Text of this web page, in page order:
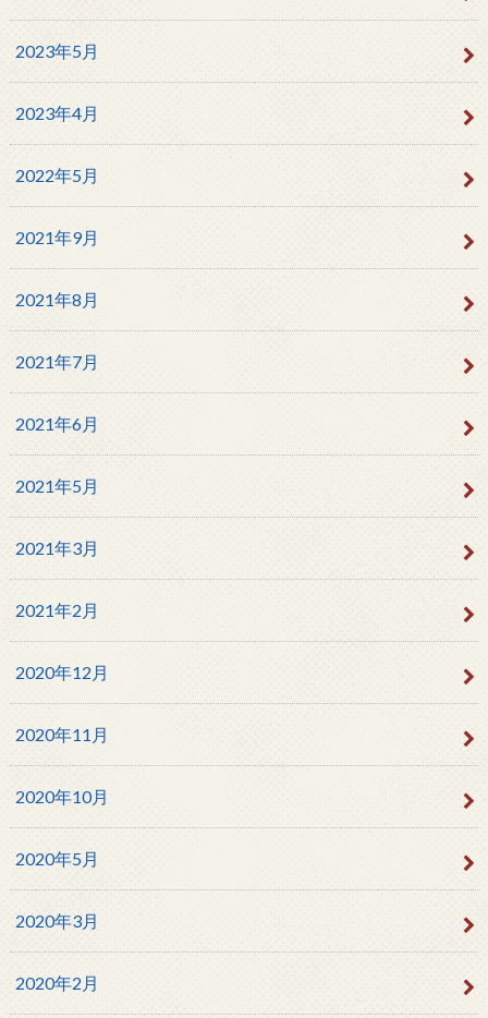
2023年5月
2023年4月
2022年5月
2021年9月
2021年8月
2021年7月
2021年6月
2021年5月
2021年3月
2021年2月
2020年12月
2020年11月
2020年10月
2020年5月
2020年3月
2020年2月